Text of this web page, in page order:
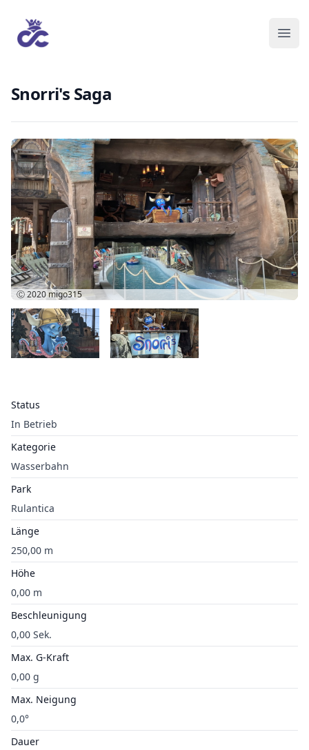
Snorri's Saga
Status
In Betrieb
Kategorie
Wasserbahn
Park
Rulantica
Länge
250,00 m
Höhe
0,00 m
Beschleunigung
0,00 Sek.
Max. G-Kraft
0,00 g
Max. Neigung
0,0°
Dauer
Ⓒ 2020migo315